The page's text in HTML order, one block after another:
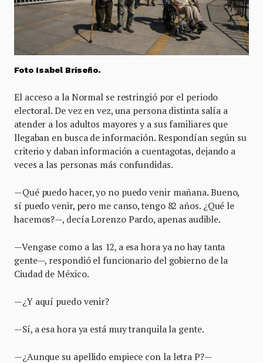
Foto Isabel Briseño.
El acceso a la Normal se restringió por el periodo
electoral. De vez en vez, una persona distinta salía a
atender a los adultos mayores y a sus familiares que
llegaban en busca de información. Respondían según su
criterio y daban información a cuentagotas, dejando a
veces a las personas más confundidas.
—Qué puedo hacer, yo no puedo venir mañana. Bueno,
sí puedo venir, pero me canso, tengo 82 años. ¿Qué le
hacemos?—, decía Lorenzo Pardo, apenas audible.
—Vengase como a las 12, a esa hora ya no hay tanta
gente—, respondió el funcionario del gobierno de la
Ciudad de México.
—¿Y aquí puedo venir?
—Sí, a esa hora ya está muy tranquila la gente.
—¿Aunque su apellido empiece con la letra P?—